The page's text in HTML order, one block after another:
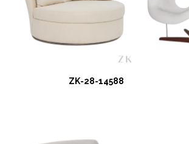
ZK-28-14588